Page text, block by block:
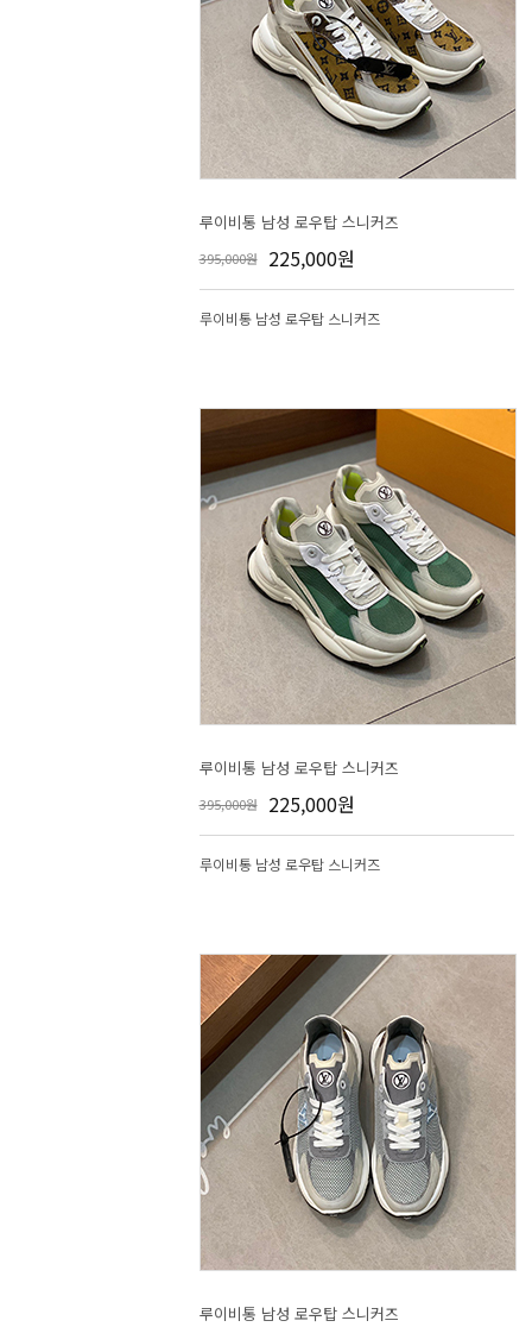
루이비통 남성 로우탑 스니커즈
395,000원 225,000원
루이비통 남성 로우탑 스니커즈
루이비통 남성 로우탑 스니커즈
395,000원 225,000원
루이비통 남성 로우탑 스니커즈
루이비통 남성 로우탑 스니커즈